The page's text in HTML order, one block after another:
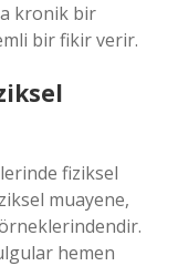
kronik bir
bir fikir verir.
fiziksel
muayene,
hemen